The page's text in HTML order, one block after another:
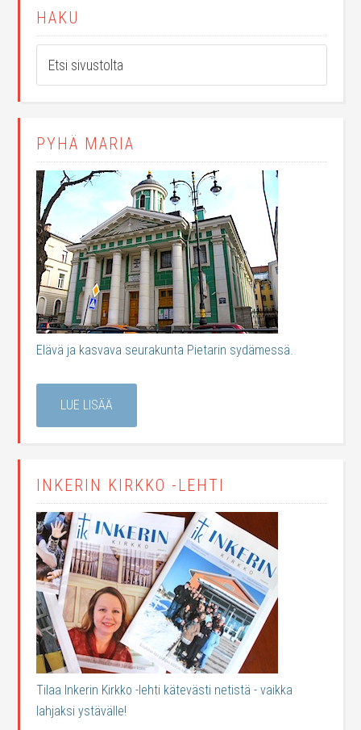
HAKU
PYHÄ MARIA
Elävä ja kasvava seurakunta Pietarin sydämessä.
LUE LISÄÄ
INKERIN KIRKKO -LEHTI
Tilaa Inkerin Kirkko -lehti kätevästi netistä - vaikka
lahjaksi ystävälle!